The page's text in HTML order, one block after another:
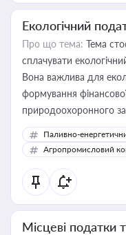
Екологічний
Про що тема: Тема
сплачувати
Вона важлива для
формування
природоохоронного
Паливно-
Агропромисловий
Місцеві податки